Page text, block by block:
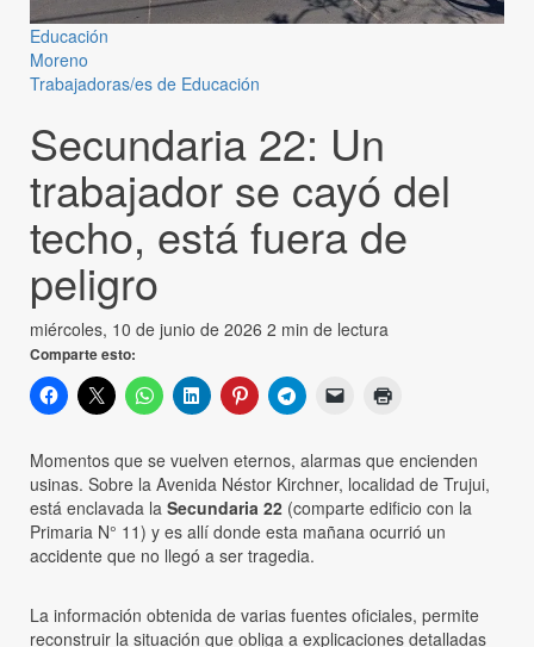
Educación
Moreno
Trabajadoras/es de Educación
Secundaria 22: Un
trabajador se cayó del
techo, está fuera de
peligro
miércoles, 10 de junio de 2026 2 min de lectura
Comparte esto:
Momentos que se vuelven eternos, alarmas que encienden
usinas. Sobre la Avenida Néstor Kirchner, localidad de Trujui,
está enclavada la Secundaria 22 (comparte edificio con la
Primaria N° 11) y es allí donde esta mañana ocurrió un
accidente que no llegó a ser tragedia.
La información obtenida de varias fuentes oficiales, permite
reconstruir la situación que obliga a explicaciones detalladas